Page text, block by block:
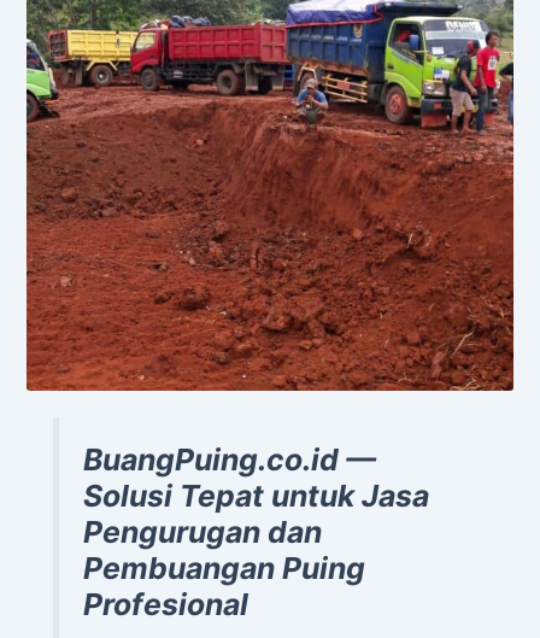
BuangPuing.co.id —
Solusi Tepat untuk Jasa
Pengurugan dan
Pembuangan Puing
Profesional